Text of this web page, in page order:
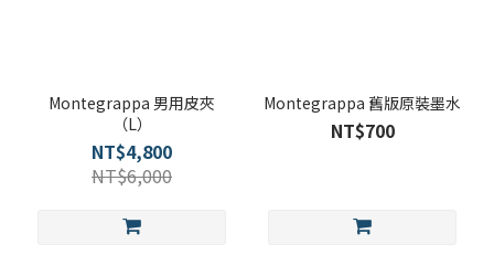
Montegrappa 男用皮夾
（L）
NT$4,800
NT$6,000
Montegrappa 舊版原裝墨水
NT$700